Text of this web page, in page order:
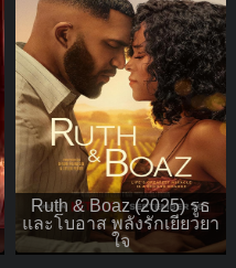
Ruth & Boaz (2025) รูธ
และโบอาส พลังรักเยียวยา
ใจ